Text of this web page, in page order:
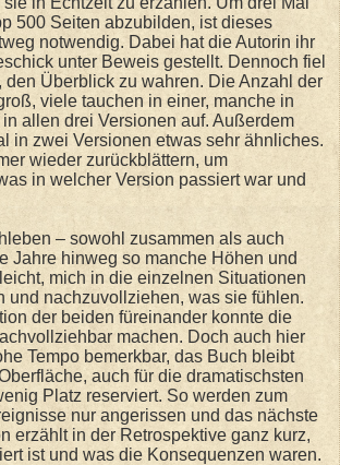
500 Seiten abzubilden, ist dieses
notwendig. Dabei hat die Autorin ihr
unter Beweis gestellt. Dennoch fiel
den Überblick zu wahren. Die Anzahl der
viele tauchen in einer, manche in
allen drei Versionen auf. Außerdem
in zwei Versionen etwas sehr ähnliches.
wieder zurückblättern, um
in welcher Version passiert war und
– sowohl zusammen als auch
Jahre hinweg so manche Höhen und
mich in die einzelnen Situationen
und nachzuvollziehen, was sie fühlen.
der beiden füreinander konnte die
machen. Doch auch hier
Tempo bemerkbar, das Buch bleibt
auch für die dramatischsten
Platz reserviert. So werden zum
nur angerissen und das nächste
erzählt in der Retrospektive ganz kurz,
ist und was die Konsequenzen waren.